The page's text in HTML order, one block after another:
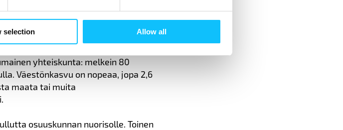
selection Allow all
yhteiskunta: melkein 80
Väestönkasvu on nopeaa, jopa 2,6
maata tai muita
osuuskunnan nuorisolle. Toinen